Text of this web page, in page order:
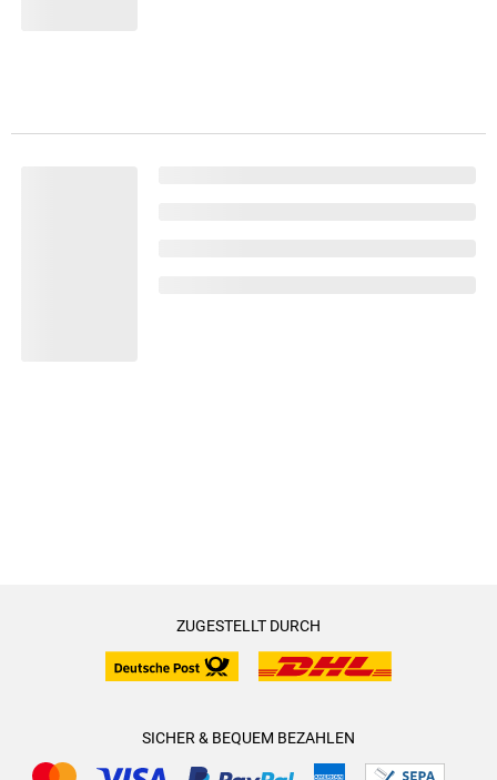
ZUGESTELLT DURCH
SICHER & BEQUEM BEZAHLEN